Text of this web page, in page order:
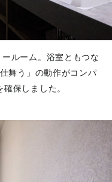
ルーム。浴室ともつな
舞う」の動作がコンパ
保しました。